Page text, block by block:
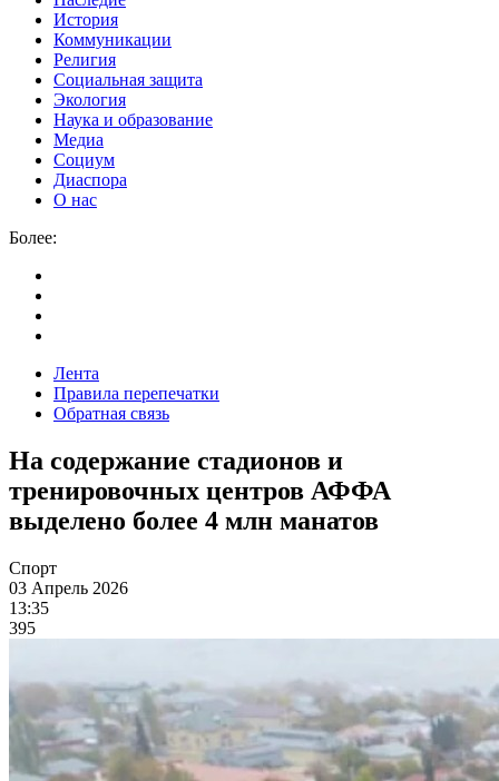
История
Коммуникации
Религия
Социальная защита
Экология
Наука и образование
Медиа
Социум
Диаспора
О нас
Более:
Лента
Правила перепечатки
Обратная связь
На содержание стадионов и
тренировочных центров АФФА
выделено более 4 млн манатов
Спорт
03 Апрель 2026
13:35
395